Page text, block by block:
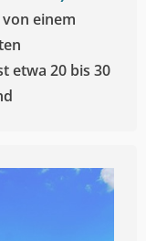
einem
etwa 20 bis 30